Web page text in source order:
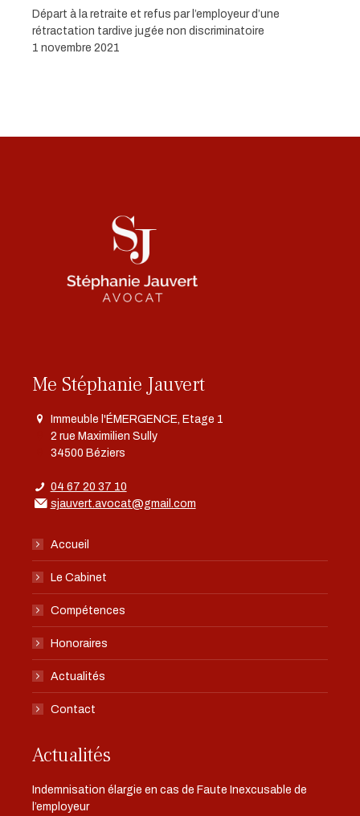
Départ à la retraite et refus par l’employeur d’une
rétractation tardive jugée non discriminatoire
1 novembre 2021
Me Stéphanie Jauvert
Immeuble l'ÉMERGENCE, Etage 1
2 rue Maximilien Sully
34500 Béziers
04 67 20 37 10
sjauvert.avocat@gmail.com
Accueil
Le Cabinet
Compétences
Honoraires
Actualités
Contact
Actualités
Indemnisation élargie en cas de Faute Inexcusable de
l’employeur